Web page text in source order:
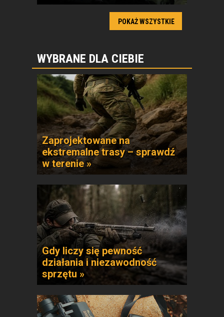
POKAŻ WSZYSTKIE
WYBRANE DLA CIEBIE
Zaprojektowane na
ekstremalne trasy – sprawdź
w terenie »
Gdy liczy się pewność
działania i niezawodność
sprzętu »